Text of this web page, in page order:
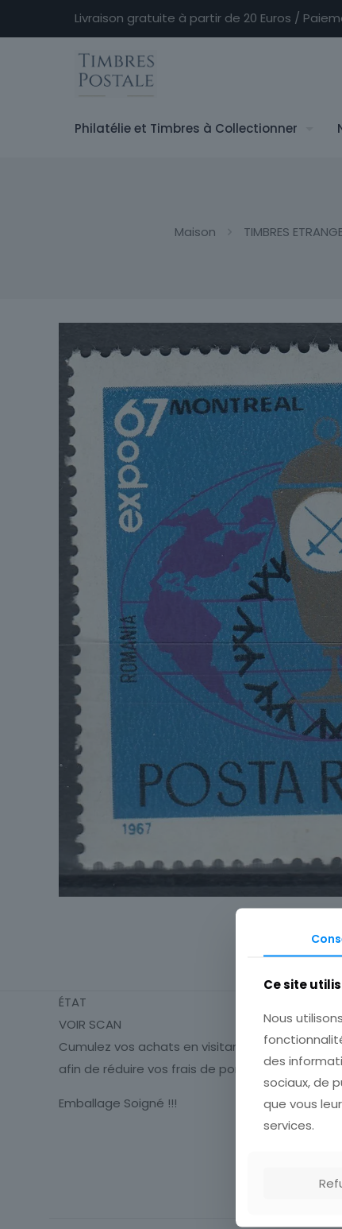
Livraison gratuite à partir de 20 Euros /
Philatélie et Timbres à Collectionner
Maison TIMBRES
ÉTAT
VOIR SCAN
Cumulez vos achats en visitant ma boutique
afin de réduire vos frais de port.
Emballage Soigné !!!
Ce site
Nous
des
sociaux, de
que vous
services.